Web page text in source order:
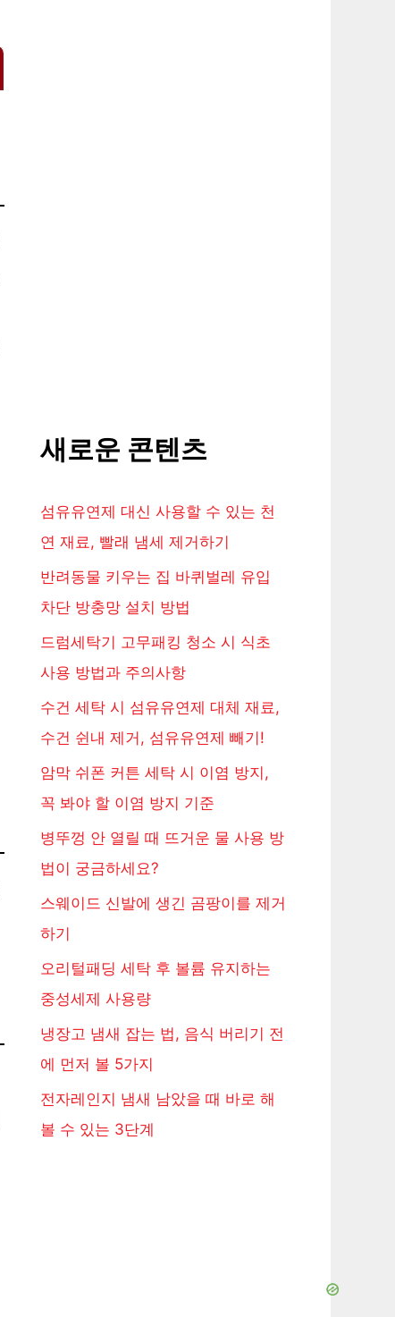
새로운 콘텐츠
섬유유연제 대신 사용할 수 있는 천
연 재료, 빨래 냄세 제거하기
반려동물 키우는 집 바퀴벌레 유입
차단 방충망 설치 방법
드럼세탁기 고무패킹 청소 시 식초
사용 방법과 주의사항
수건 세탁 시 섬유유연제 대체 재료,
수건 쉰내 제거, 섬유유연제 빼기!
암막 쉬폰 커튼 세탁 시 이염 방지,
꼭 봐야 할 이염 방지 기준
병뚜껑 안 열릴 때 뜨거운 물 사용 방
법이 궁금하세요?
스웨이드 신발에 생긴 곰팡이를 제거
하기
오리털패딩 세탁 후 볼륨 유지하는
중성세제 사용량
냉장고 냄새 잡는 법, 음식 버리기 전
에 먼저 볼 5가지
전자레인지 냄새 남았을 때 바로 해
볼 수 있는 3단계